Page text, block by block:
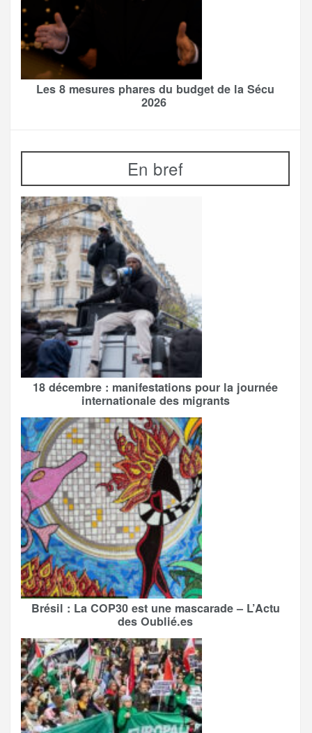
Les 8 mesures phares du budget de la Sécu
2026
En bref
18 décembre : manifestations pour la journée
internationale des migrants
Brésil : La COP30 est une mascarade – L’Actu
des Oublié.es